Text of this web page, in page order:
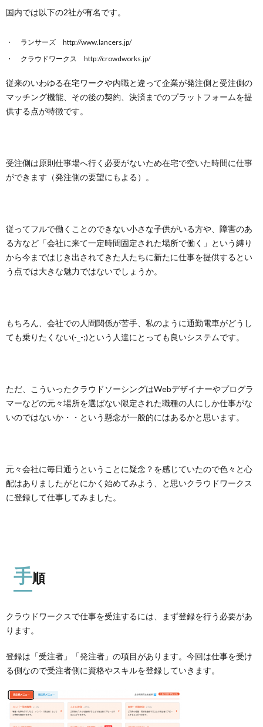
国内では以下の2社が有名です。
ランサーズ http://www.lancers.jp/
クラウドワークス http://crowdworks.jp/
従来のいわゆる在宅ワークや内職と違って企業が発注側と受注側の
マッチング機能、その後の契約、決済までのプラットフォームを提
供する点が特徴です。
受注側は原則仕事場へ行く必要がないため在宅で空いた時間に仕事
ができます（発注側の要望にもよる）。
従ってフルで働くことのできない小さな子供がいる方や、障害のあ
る方など「会社に来て一定時間固定された場所で働く」という縛り
から今まではじき出されてきた人たちに新たに仕事を提供するとい
う点では大きな魅力ではないでしょうか。
もちろん、会社での人間関係が苦手、私のように通勤電車がどうし
ても乗りたくない(-_-;)という人達にとっても良いシステムです。
ただ、こういったクラウドソーシングはWebデザイナーやプログラ
マーなどの元々場所を選ばない限定された職種の人にしか仕事がな
いのではないか・・という懸念が一般的にはあるかと思います。
元々会社に毎日通うということに疑念？を感じていたので色々と心
配はありましたがとにかく始めてみよう、と思いクラウドワークス
に登録して仕事してみました。
手順
クラウドワークスで仕事を受注するには、まず登録を行う必要があ
ります。
登録は「受注者」「発注者」の項目があります。今回は仕事を受け
る側なので受注者側に資格やスキルを登録していきます。